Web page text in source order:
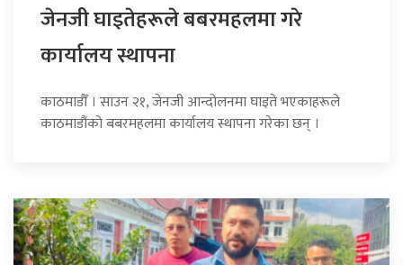
जेनजी घाइतेहरूले बबरमहलमा गरे
कार्यालय स्थापना
काठमाडौँ । साउन २१, जेनजी आन्दोलनमा घाइते भएकाहरूले
काठमाडौंको बबरमहलमा कार्यालय स्थापना गरेका छन् ।